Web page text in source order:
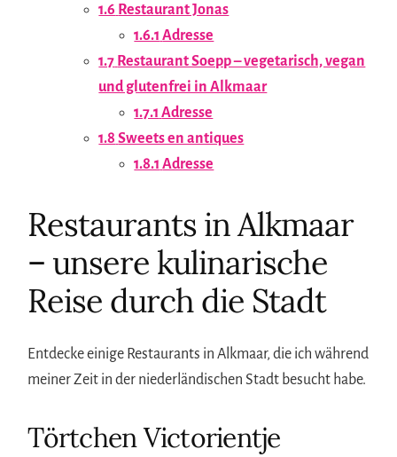
1.6 Restaurant Jonas
1.6.1 Adresse
1.7 Restaurant Soepp – vegetarisch, vegan
und glutenfrei in Alkmaar
1.7.1 Adresse
1.8 Sweets en antiques
1.8.1 Adresse
Restaurants in Alkmaar
– unsere kulinarische
Reise durch die Stadt
Entdecke einige Restaurants in Alkmaar, die ich während
meiner Zeit in der niederländischen Stadt besucht habe.
Törtchen Victorientje